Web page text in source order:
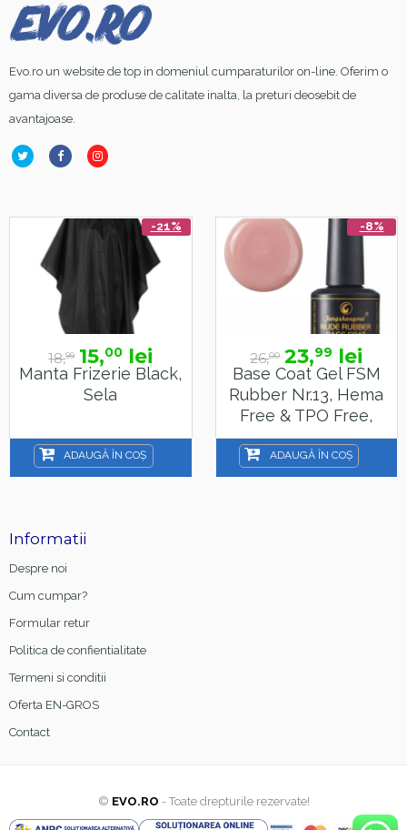
Evo.ro un website de top in domeniul cumparaturilor on-line. Oferim o
gama diversa de produse de calitate inalta, la preturi deosebit de
avantajoase.
-21%
18,99 15,00 lei
Manta Frizerie Black,
Sela
ADAUGĂ ÎN COȘ
-8%
26,00 23,99 lei
Base Coat Gel FSM
Rubber Nr.13, Hema
Free & TPO Free,
15ml
ADAUGĂ ÎN COȘ
Informatii
Despre noi
Cum cumpar?
Formular retur
Politica de confientialitate
Termeni si conditii
Oferta EN-GROS
Contact
© EVO.RO - Toate drepturile rezervate!